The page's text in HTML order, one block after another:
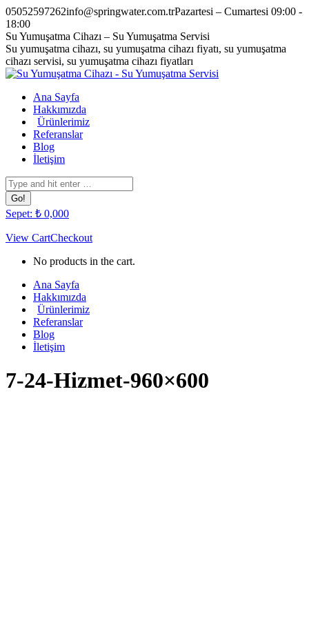
Skip
to
content
05052597262info@springwater.com.trPazartesi – Cumartesi 09:00 -
18:00
Facebook
page
opens
in
window
Twitter
page
opens
in
window
Pinterest
page
opens
in
window
Instagram
page
opens
in
window
Su Yumuşatma Cihazı – Su Yumuşatma Servisi
Su yumuşatma cihazı, su yumuşatma cihazı fiyatı, su yumuşatma
cihazı servisi, su yumuşatma cihazı fiyatları
Ana Sayfa
Hakkımızda
Ürünlerimiz
Referanslar
Blog
İletişim
Search:
Sepet: ₺ 0,000
View CartCheckout
No products in the cart.
Ana Sayfa
Hakkımızda
Ürünlerimiz
Referanslar
Blog
İletişim
7-24-Hizmet-960×600